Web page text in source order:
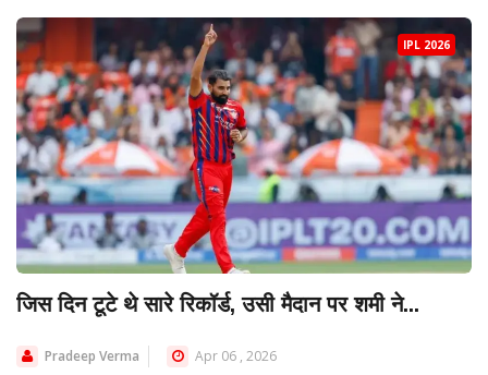
IPL 2026
जिस दिन टूटे थे सारे रिकॉर्ड, उसी मैदान पर शमी ने...
Pradeep Verma Apr 06 , 2026